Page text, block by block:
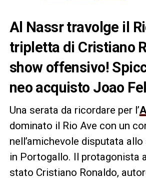
Al Nassr travolge il
tripletta di Cristiano
show offensivo!
neo acquisto Joao
Una serata da ricordare per l’
dominato il Rio Ave con un
nell’amichevole disputata
in Portogallo. Il protagonista
stato Cristiano Ronaldo,